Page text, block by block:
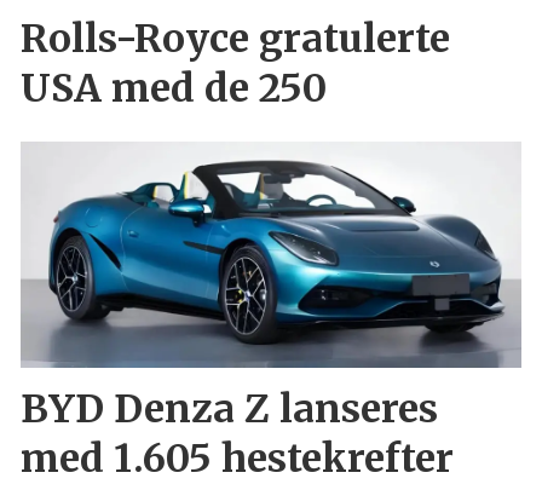
Rolls-Royce gratulerte
USA med de 250
BYD Denza Z lanseres
med 1.605 hestekrefter